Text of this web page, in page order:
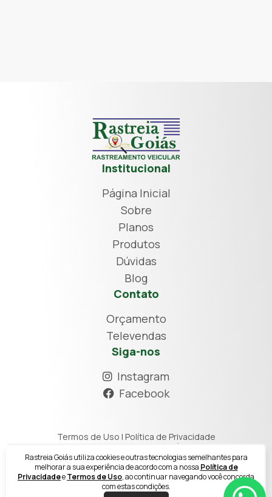
Rastreia Goiás utiliza cookies e outras tecnologias semelhantes para
melhorar a sua experiência de acordo com a nossa Política de
PrivacidadeeTermos de Uso, ao continuar navegando você concorda
com estas condições.
Institucional
Página Inicial
Sobre
Planos
Produtos
Dúvidas
Blog
Contato
Orçamento
Televendas
Siga-nos
Instagram
Facebook
Termos de Uso | Política de Privacidade
Razão Social: RASTREIA GOIAS LTDA
CNPJ: 20.771.562/0001-46